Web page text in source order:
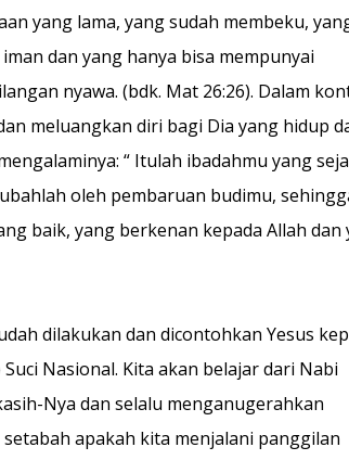
yang lama, yang sudah membeku,
dan yang hanya bisa mempunyai
nyawa. (bdk. Mat 26:26). Dalam
meluangkan diri bagi Dia yang hidup
“ Itulah ibadahmu yang
oleh pembaruan budimu,
baik, yang berkenan kepada Allah dan
dilakukan dan dicontohkan Yesus
Nasional. Kita akan belajar dari Nabi
Nya dan selalu menganugerahkan
apakah kita menjalani panggilan